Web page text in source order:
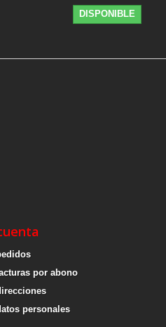
DISPONIBLE
por abono
personales